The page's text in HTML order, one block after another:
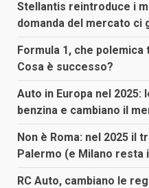
Stellantis reintroduce i
domanda del mercato ci
Formula 1, che
Cosa è successo?
Auto in Europa nel 2025:
benzina e cambiano il
Non è Roma: nel 2025 il
Palermo (e Milano resta
RC Auto, cambiano le